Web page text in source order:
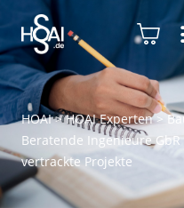
HOAI>HOAI Experten>
Beratende Ingenieure
vertrackte Projekte